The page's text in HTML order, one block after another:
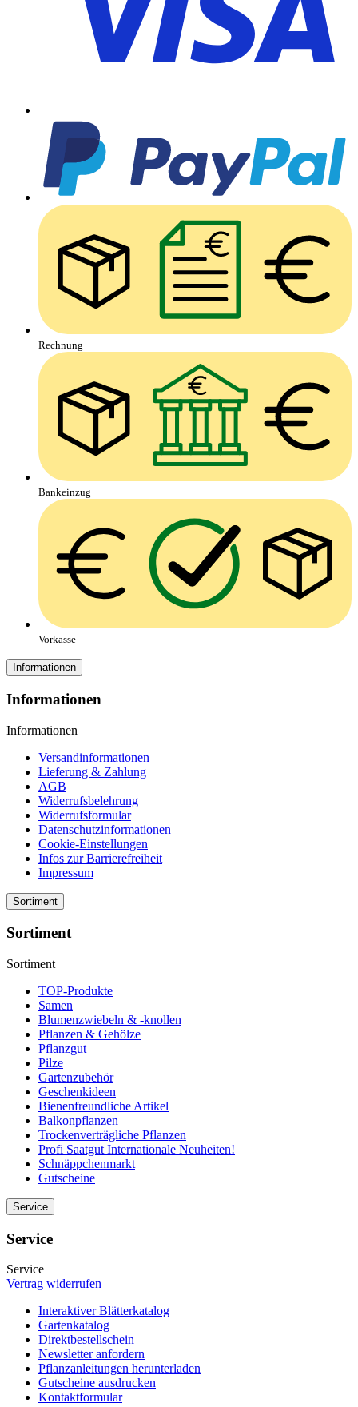
Rechnung
Bankeinzug
Vorkasse
Informationen
Informationen
Informationen
Versandinformationen
Lieferung & Zahlung
AGB
Widerrufsbelehrung
Widerrufsformular
Datenschutzinformationen
Cookie-Einstellungen
Infos zur Barrierefreiheit
Impressum
Sortiment
Sortiment
Sortiment
TOP-Produkte
Samen
Blumenzwiebeln & -knollen
Pflanzen & Gehölze
Pflanzgut
Pilze
Gartenzubehör
Geschenkideen
Bienenfreundliche Artikel
Balkonpflanzen
Trockenverträgliche Pflanzen
Profi Saatgut Internationale Neuheiten!
Schnäppchenmarkt
Gutscheine
Service
Service
Service
Vertrag widerrufen
Interaktiver Blätterkatalog
Gartenkatalog
Direktbestellschein
Newsletter anfordern
Pflanzanleitungen herunterladen
Gutscheine ausdrucken
Kontaktformular